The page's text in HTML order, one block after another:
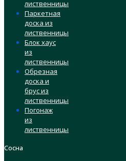
лиственницы
Паркетная
доска из
лиственницы
Блок хаус
из
лиственницы
Обрезная
доска и
брус из
лиственницы
Погонаж
из
лиственницы
Сосна